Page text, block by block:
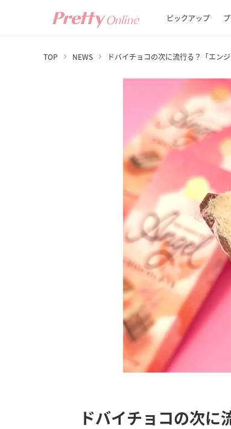
ピックアップ
TOP NEWS ドバイチョコの次に流行る？「エン
ドバイチョコの次に